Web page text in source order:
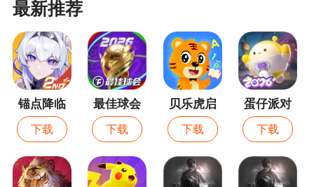
1、战略部署多线推进，团队战术即刻运作，携
创新采用“战术推进”和“实时作战”两种模式，既有战
略意义又有可操作性。国内外许多著名画家都加入
了他们的努力，数百位受欢迎的艺术家表达了他们
的爱和感情。这不仅是一场视听盛宴，也是战术女
孩对你的深深束缚
来收集，少女前线更有日服专属反和谐福利等你来
最新推荐
锚点降临
下载
最佳球会
下载
贝乐虎启
蒙
下载
蛋仔派对
下载